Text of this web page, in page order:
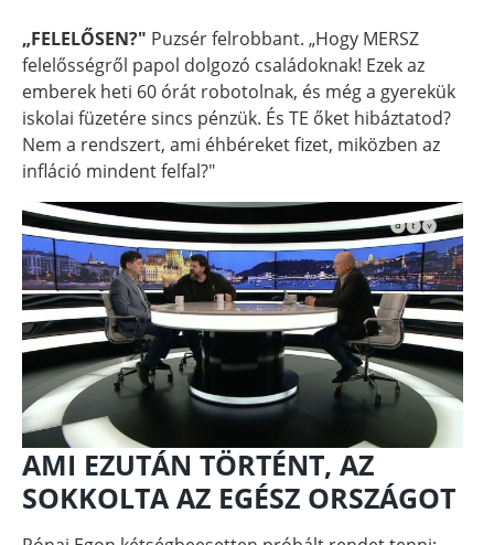
„FELELŐSEN?" Puzsér felrobbant. „Hogy MERSZ
felelősségről papol dolgozó családoknak! Ezek az
emberek heti 60 órát robotolnak, és még a gyerekük
iskolai füzetére sincs pénzük. És TE őket hibáztatod?
Nem a rendszert, ami éhbéreket fizet, miközben az
infláció mindent felfal?"
AMI EZUTÁN TÖRTÉNT, AZ
SOKKOLTA AZ EGÉSZ ORSZÁGOT